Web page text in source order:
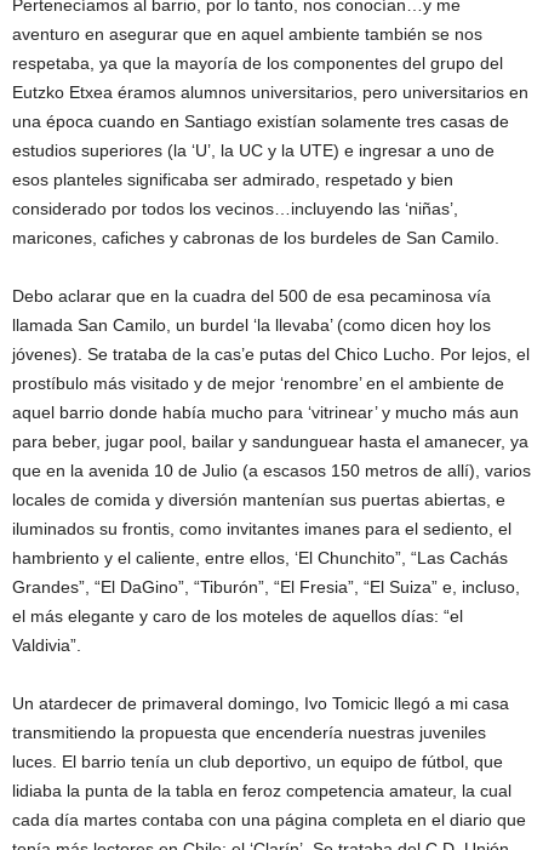
Pertenecíamos al barrio, por lo tanto, nos conocían…y me
aventuro en asegurar que en aquel ambiente también se nos
respetaba, ya que la mayoría de los componentes del grupo del
Eutzko Etxea éramos alumnos universitarios, pero universitarios en
una época cuando en Santiago existían solamente tres casas de
estudios superiores (la ‘U’, la UC y la UTE) e ingresar a uno de
esos planteles significaba ser admirado, respetado y bien
considerado por todos los vecinos…incluyendo las ‘niñas’,
maricones, cafiches y cabronas de los burdeles de San Camilo.
Debo aclarar que en la cuadra del 500 de esa pecaminosa vía
llamada San Camilo, un burdel ‘la llevaba’ (como dicen hoy los
jóvenes). Se trataba de la cas’e putas del Chico Lucho. Por lejos, el
prostíbulo más visitado y de mejor ‘renombre’ en el ambiente de
aquel barrio donde había mucho para ‘vitrinear’ y mucho más aun
para beber, jugar pool, bailar y sandunguear hasta el amanecer, ya
que en la avenida 10 de Julio (a escasos 150 metros de allí), varios
locales de comida y diversión mantenían sus puertas abiertas, e
iluminados su frontis, como invitantes imanes para el sediento, el
hambriento y el caliente, entre ellos, ‘El Chunchito”, “Las Cachás
Grandes”, “El DaGino”, “Tiburón”, “El Fresia”, “El Suiza” e, incluso,
el más elegante y caro de los moteles de aquellos días: “el
Valdivia”.
Un atardecer de primaveral domingo, Ivo Tomicic llegó a mi casa
transmitiendo la propuesta que encendería nuestras juveniles
luces. El barrio tenía un club deportivo, un equipo de fútbol, que
lidiaba la punta de la tabla en feroz competencia amateur, la cual
cada día martes contaba con una página completa en el diario que